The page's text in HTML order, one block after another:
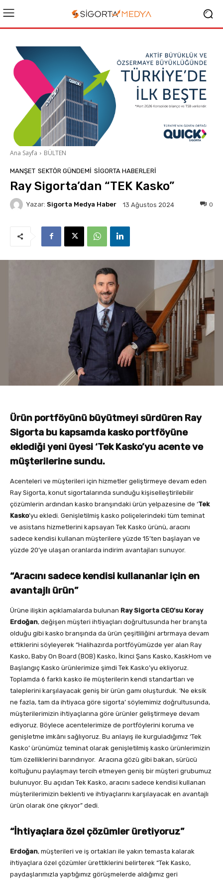
Ana Sayfa BÜLTEN
MANŞET SEKTÖR GÜNDEMİ SIGORTA HABERLERI
Ray Sigorta’dan “TEK Kasko”
Yazar: Sigorta Medya Haber 13 Ağustos 2024 0
Ürün portföyünü büyütmeyi sürdüren Ray
Sigorta bu kapsamda kasko portföyüne
eklediği yeni üyesi ‘Tek Kasko’yu acente ve
müşterilerine sundu.
Acenteleri ve müşterileri için hizmetler geliştirmeye devam eden
Ray Sigorta, konut sigortalarında sunduğu kişiselleştirilebilir
çözümlerin ardından kasko branşındaki ürün yelpazesine de ‘Tek
Kasko’yu ekledi. Genişletilmiş kasko poliçelerindeki tüm teminat
ve asistans hizmetlerini kapsayan Tek Kasko ürünü, aracını
sadece kendisi kullanan müşterilere yüzde 15’ten başlayan ve
yüzde 20’ye ulaşan oranlarda indirim avantajları sunuyor.
“Aracını sadece kendisi kullananlar için en
avantajlı ürün”
Ürüne ilişkin açıklamalarda bulunan Ray Sigorta CEO’su Koray
Erdoğan, değişen müşteri ihtiyaçları doğrultusunda her branşta
olduğu gibi kasko branşında da ürün çeşitliliğini artırmaya devam
ettiklerini söyleyerek “Halihazırda portföyümüzde yer alan Ray
Kasko, Baby On Board (BOB) Kasko, İkinci Şans Kasko, KaskHom ve
Başlangıç Kasko ürünlerimize şimdi Tek Kasko’yu ekliyoruz.
Toplamda 6 farklı kasko ile müşterilerin kendi standartları ve
taleplerini karşılayacak geniş bir ürün gamı oluşturduk. ‘Ne eksik
ne fazla, tam da ihtiyaca göre sigorta’ söylemimiz doğrultusunda,
müşterilerimizin ihtiyaçlarına göre ürünler geliştirmeye devam
ediyoruz. Böylece acentelerimize de portföylerini koruma ve
genişletme imkânı sağlıyoruz. Bu anlayış ile kurguladığımız ‘Tek
Kasko’ ürünümüz teminat olarak genişletilmiş kasko ürünlerimizin
tüm özelliklerini barındırıyor. Aracına gözü gibi bakan, sürücü
koltuğunu paylaşmayı tercih etmeyen geniş bir müşteri grubumuz
bulunuyor. Bu açıdan Tek Kasko, aracını sadece kendisi kullanan
müşterilerimizin beklenti ve ihtiyaçlarını karşılayacak en avantajlı
ürün olarak öne çıkıyor” dedi.
“İhtiyaçlara özel çözümler üretiyoruz”
Erdoğan, müşterileri ve iş ortakları ile yakın temasta kalarak
ihtiyaçlara özel çözümler ürettiklerini belirterek “Tek Kasko,
paydaşlarımızla yaptığımız görüşmelerde aldığımız geri